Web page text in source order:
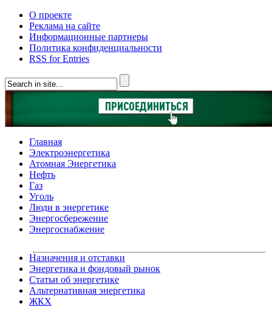
О проекте
Реклама на сайте
Информационные партнеры
Политика конфиденциальности
RSS for Entries
Главная
Электроэнергетика
Атомная Энергетика
Нефть
Газ
Уголь
Люди в энергетике
Энергосбережение
Энергоснабжение
Назначения и отставки
Энергетика и фондовый рынок
Статьи об энергетике
Альтернативная энергетика
ЖКХ